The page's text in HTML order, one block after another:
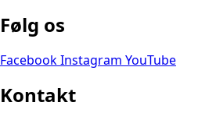
Følg os
FacebookInstagram YouTube
Kontakt